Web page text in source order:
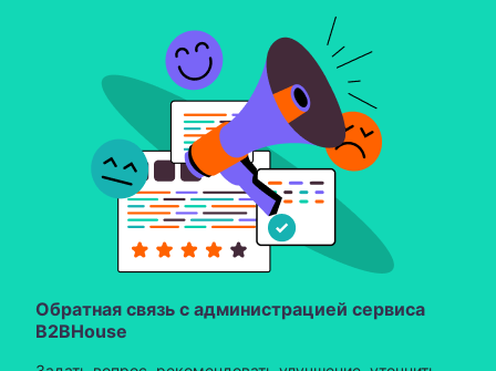
Обратная связь с администрацией сервиса
B2BHouse